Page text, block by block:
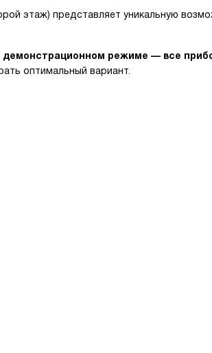
этаж) представляет уникальную
демонстрационном режиме — все
оптимальный вариант.